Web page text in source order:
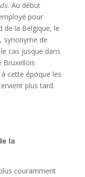
Au début
pour
de la Belgique, le
synonyme de
cas jusque dans
Bruxellois
cette époque les
plus tard.
la
couramment